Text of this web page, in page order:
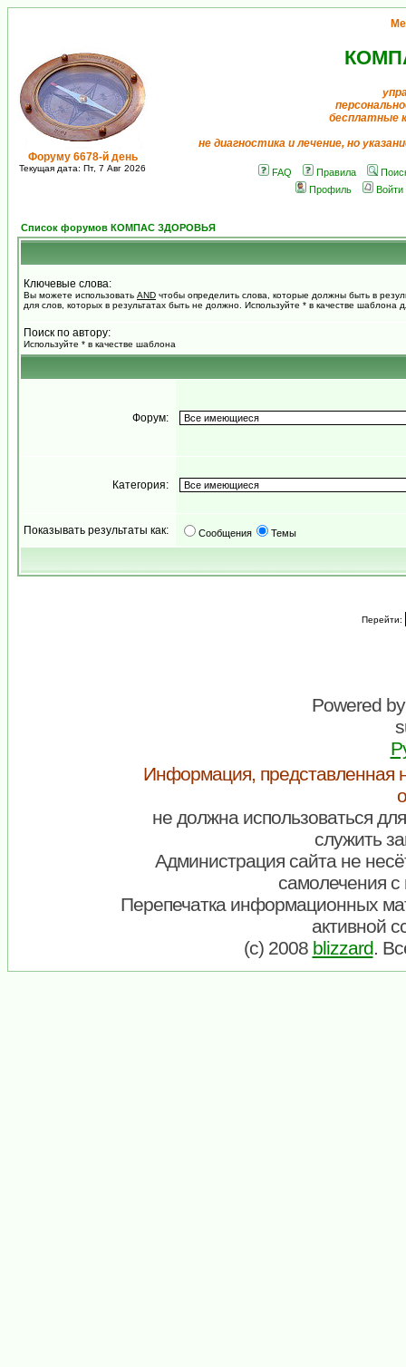
Форуму 6678-й день
Текущая дата: Пт, 7 Авг 2026
бесплатные
не диагностика и лечение, но
FAQ Правила
Профиль
Войти
Список форумов КОМПАС ЗДОРОВЬЯ
Ключевые слова:
Вы можете использовать AND чтобы определить слова, которые должны быть в
для слов, которых в результатах быть не должно. Используйте * в качестве шаблона
Поиск по автору:
Используйте * в качестве шаблона
Форум:
Категория:
Показывать результаты как: Сообщения Темы
Перейти:
Powered
Информация, представленная
не должна использоваться
служить
Администрация сайта не
самолечения
Перепечатка информационных
активной
(c) 2008 blizzard.